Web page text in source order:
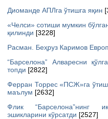
Диоманде АПЛга ўтишга яқин
«Челси» сотиши мумкин
қилинди [3228]
Расман. Беҳруз Каримов
“Барселона” Алваресни
топди [2822]
Ферран Торрес «ПСЖ»га
маълум [2632]
Флик “Барселона”нинг
эшикларини кўрсатди [2527]